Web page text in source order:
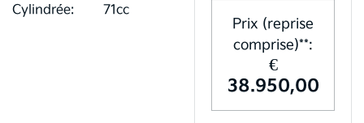
Cylindrée: 71cc
Prix (reprise
comprise)**:
€
38.950,00